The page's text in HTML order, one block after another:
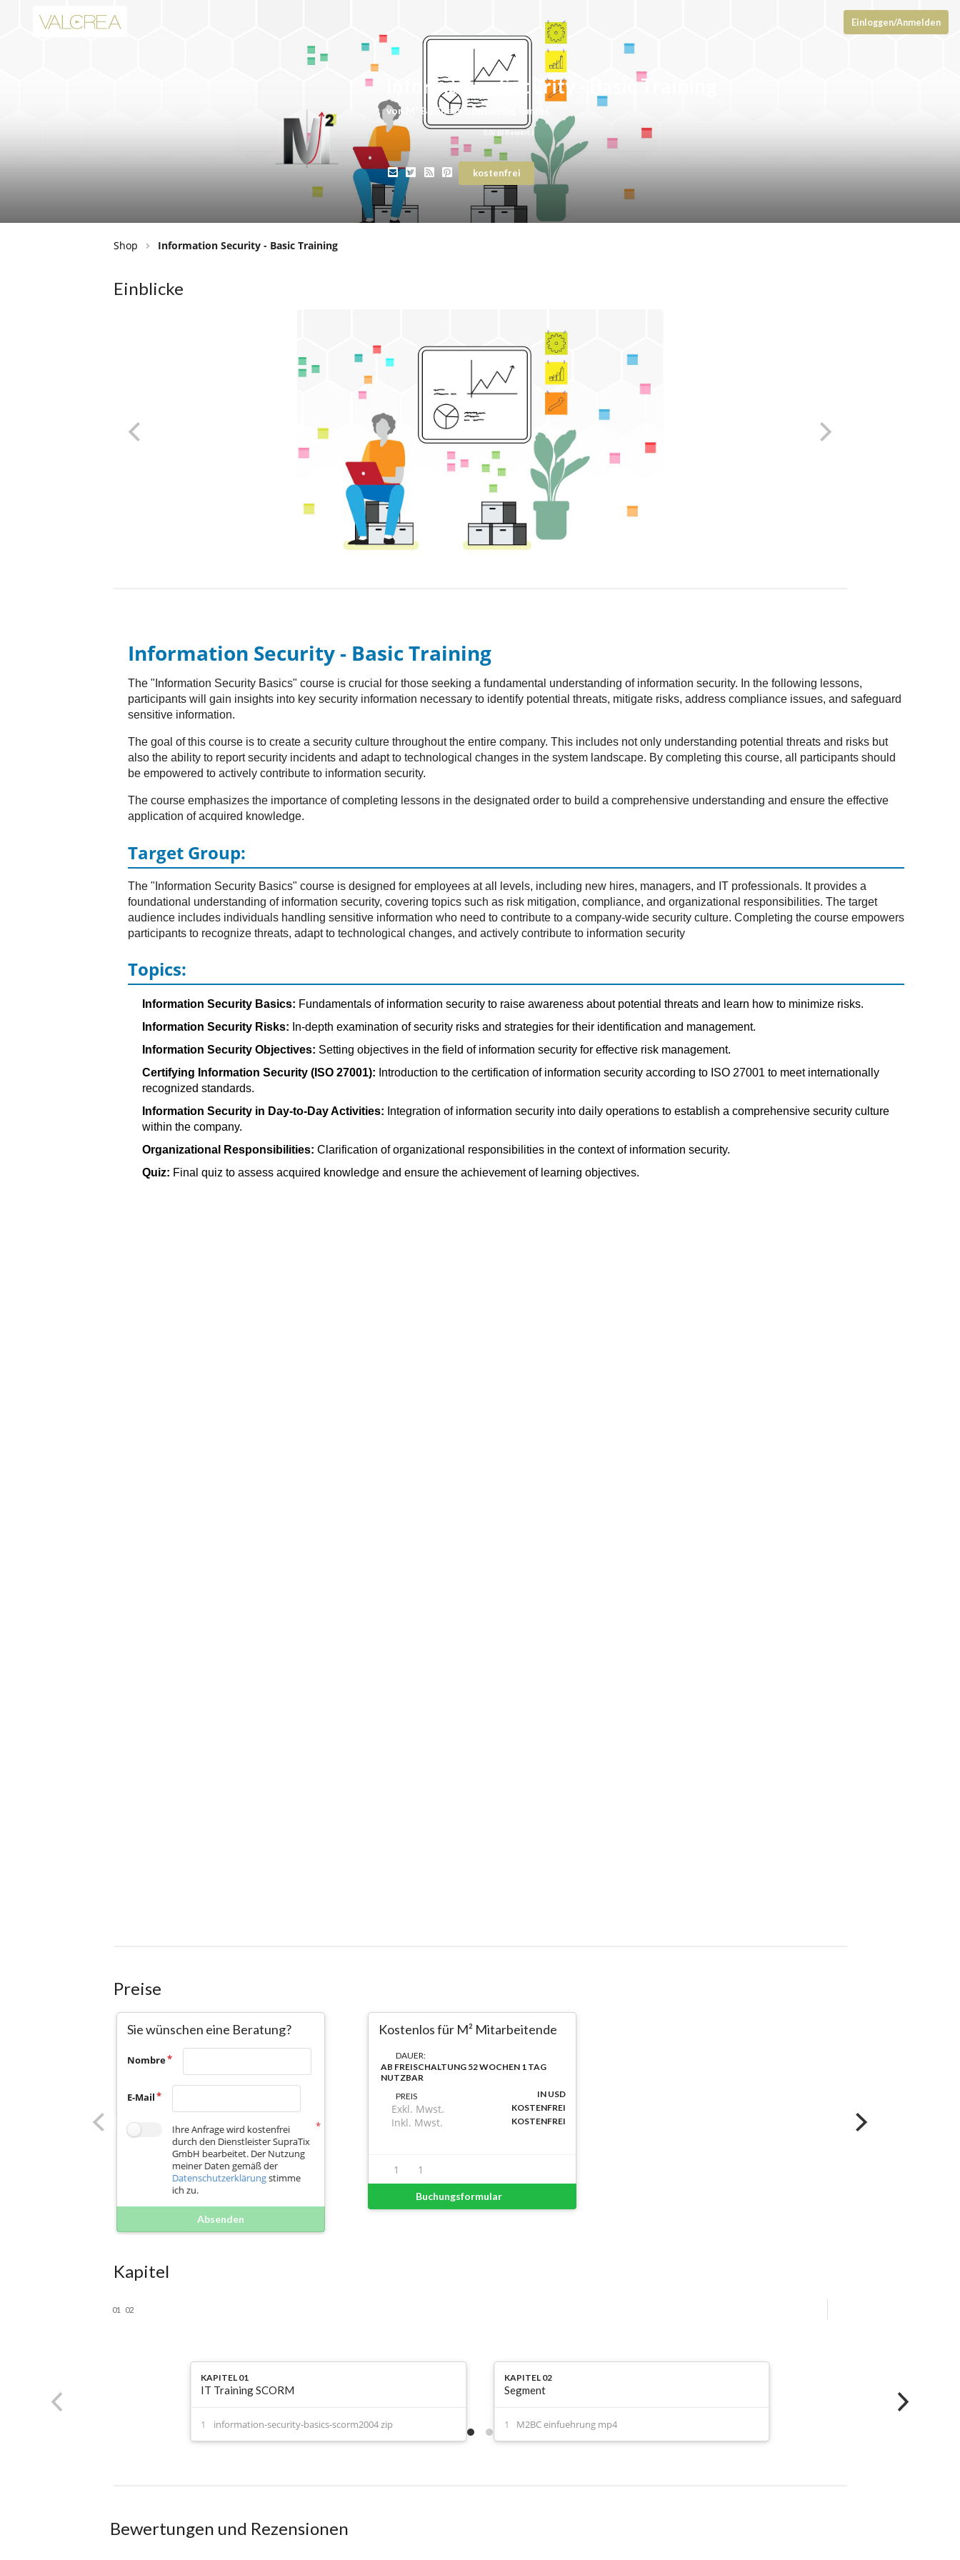
Einloggen/Anmelden
Information Security - Basic Training
von M² Business Consulting GmbH
0,0/ (0Bewert.)
kostenfrei
Shop Information Security - Basic Training
Einblicke
Preise
Sie wünschen eine Beratung?
Nombre
E-Mail
Ihre Anfrage wird kostenfrei
durch den Dienstleister SupraTix
GmbH bearbeitet. Der Nutzung
meiner Daten gemäß der
Datenschutzerklärungstimme
ich zu.
Absenden
Kostenlos für M² Mitarbeitende
DAUER:
AB FREISCHALTUNG 52 WOCHEN 1 TAG
NUTZBAR
PREIS
IN USD
Exkl. Mwst. KOSTENFREI
Inkl. Mwst. KOSTENFREI
1 1
Buchungsformular
Kapitel
01 02
KAPITEL 01
IT Training SCORM
information-security-basics-scorm2004 zip
KAPITEL 02
Segment
M2BC einfuehrung mp4
Bewertungen und Rezensionen